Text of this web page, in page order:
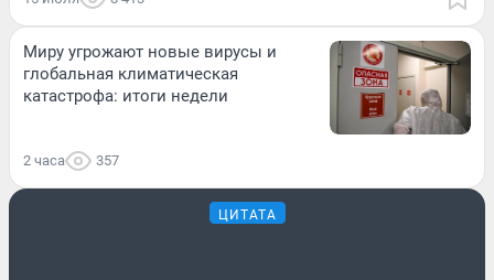
Миру угрожают новые вирусы и
глобальная климатическая
катастрофа: итоги недели
2 часа 357
ЦИТАТА